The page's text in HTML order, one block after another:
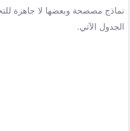
نماذج مصصحة وبعضها لا جاهزة
الجدول الآتي.